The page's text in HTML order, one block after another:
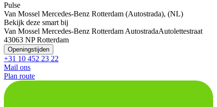
Pulse
Van Mossel Mercedes-Benz Rotterdam (Autostrada), (NL)
Bekijk deze smart bij
Van Mossel Mercedes-Benz Rotterdam AutostradaAutolettestraat
43063 NP Rotterdam
Openingstijden
+31 10 452 23 22
Mail ons
Plan route